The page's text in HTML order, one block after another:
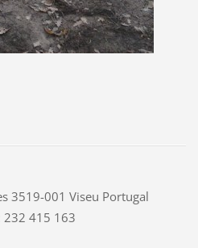
3519-001 Viseu Portugal
232 415 163